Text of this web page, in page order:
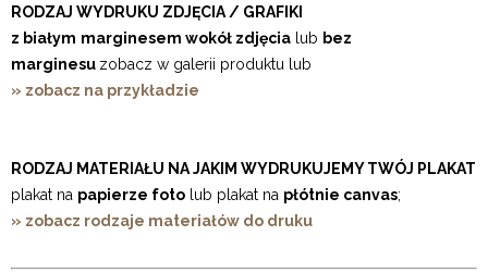
RODZAJ WYDRUKU ZDJĘCIA / GRAFIKI
z białym marginesem wokół zdjęcia lub bez
marginesu zobacz w galerii produktu lub
» zobacz na przykładzie
RODZAJ MATERIAŁU NA JAKIM WYDRUKUJEMY TWÓJ PLAKAT
plakat na papierze foto lub plakat na płótnie canvas;
» zobacz rodzaje materiałów do druku